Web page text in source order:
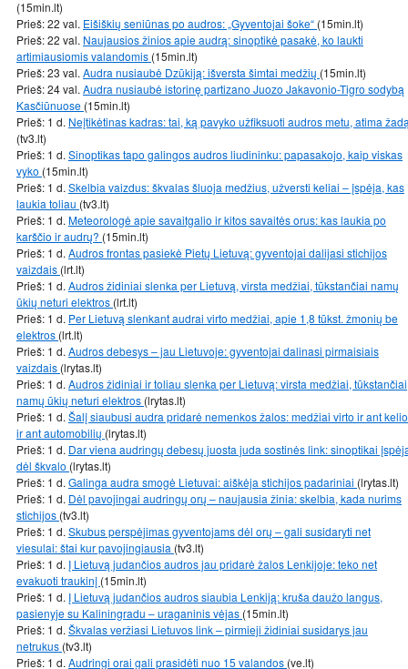
(15min.lt)
Prieš: 22 val. Eišiškių seniūnas po audros: „Gyventojai šoke“ (15min.lt)
Prieš: 22 val. Naujausios žinios apie audrą: sinoptikė pasakė, ko laukti
artimiausiomis valandomis (15min.lt)
Prieš: 23 val. Audra nusiaubė Dzūkiją: išversta šimtai medžių (15min.lt)
Prieš: 24 val. Audra nusiaubė istorinę partizano Juozo Jakavonio-Tigro sodybą
Kasčiūnuose (15min.lt)
Prieš: 1 d. Neįtikėtinas kadras: tai, ką pavyko užfiksuoti audros metu, atima
(tv3.lt)
Prieš: 1 d. Sinoptikas tapo galingos audros liudininku: papasakojo, kaip viskas
vyko (15min.lt)
Prieš: 1 d. Skelbia vaizdus: škvalas šluoja medžius, užversti keliai – įspėja, kas
laukia toliau (tv3.lt)
Prieš: 1 d. Meteorologė apie savaitgalio ir kitos savaitės orus: kas laukia po
karščio ir audrų? (15min.lt)
Prieš: 1 d. Audros frontas pasiekė Pietų Lietuvą: gyventojai dalijasi stichijos
vaizdais (lrt.lt)
Prieš: 1 d. Audros židiniai slenka per Lietuvą, virsta medžiai, tūkstančiai namų
ūkių neturi elektros (lrt.lt)
Prieš: 1 d. Per Lietuvą slenkant audrai virto medžiai, apie 1,8 tūkst. žmonių be
elektros (lrt.lt)
Prieš: 1 d. Audros debesys – jau Lietuvoje: gyventojai dalinasi pirmaisiais
vaizdais (lrytas.lt)
Prieš: 1 d. Audros židiniai ir toliau slenka per Lietuvą: virsta medžiai, tūkstančiai
namų ūkių neturi elektros (lrytas.lt)
Prieš: 1 d. Šalį siaubusi audra pridarė nemenkos žalos: medžiai virto ir ant
ir ant automobilių (lrytas.lt)
Prieš: 1 d. Dar viena audringų debesų juosta juda sostinės link: sinoptikai
dėl škvalo (lrytas.lt)
Prieš: 1 d. Galinga audra smogė Lietuvai: aiškėja stichijos padariniai (lrytas.lt)
Prieš: 1 d. Dėl pavojingai audringų orų – naujausia žinia: skelbia, kada nurims
stichijos (tv3.lt)
Prieš: 1 d. Skubus perspėjimas gyventojams dėl orų – gali susidaryti net
viesulai: štai kur pavojingiausia (tv3.lt)
Prieš: 1 d. Į Lietuvą judančios audros jau pridarė žalos Lenkijoje: teko net
evakuoti traukinį (15min.lt)
Prieš: 1 d. Į Lietuvą judančios audros siaubia Lenkiją: kruša daužo langus,
pasienyje su Kaliningradu – uraganinis vėjas (15min.lt)
Prieš: 1 d. Škvalas veržiasi Lietuvos link – pirmieji židiniai susidarys jau
netrukus (tv3.lt)
Prieš: 1 d. Audringi orai gali prasidėti nuo 15 valandos (ve.lt)